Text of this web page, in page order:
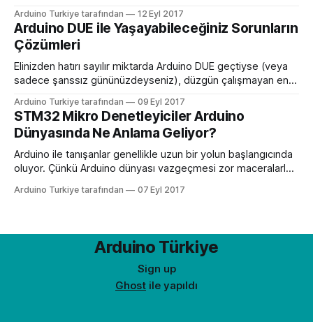
görme engelli insanlar için kişisel rehber görevi gören
mutfak botu, engellilerin yemek yapmasına yardımcı olabilir.
Veya – ve bu gerçek – işaret dili çevirmeni işlevi gören robot
kolu. Sınıflarda, mahkemelerde ve evde, bu
Arduino Turkiye tarafından 12 Eyl 2017
Arduino DUE ile Yaşayabileceğiniz Sorunların
Çözümleri
Elinizden hatırı sayılır miktarda Arduino DUE geçtiyse (veya
sadece şanssız gününüzdeyseniz), düzgün çalışmayan en
her zaman cihazı çöpe atmanız gerekmeyebilir. Birçok
Arduino DUE sorununu çözmek için çeşitli yöntemler var.
Diyelim ki Arduino DUE ile çalışmaya başlayacaksınız. Bunun
için Arduino’yu açtınız
Arduino Turkiye tarafından 09 Eyl 2017
STM32 Mikro Denetleyiciler Arduino
Dünyasında Ne Anlama Geliyor?
Arduino ile tanışanlar genellikle uzun bir yolun başlangıcında
oluyor. Çünkü Arduino dünyası vazgeçmesi zor maceralarla
nedenle Arduino dünyasıyla sizi buluşturmak için biz de
projeler için yeterli
Arduino Turkiye tarafından 07 Eyl 2017
Arduino Türkiye
Sign up
Ghost ile yapıldı